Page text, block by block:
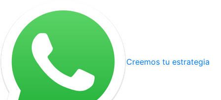
Creemos tu estrategia